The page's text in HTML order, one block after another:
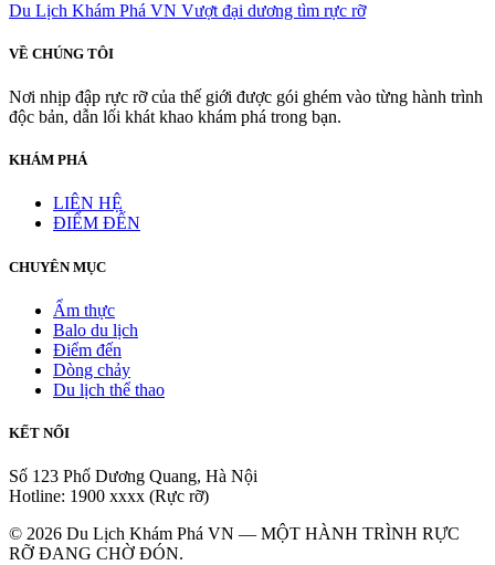
Du Lịch Khám Phá VN Vượt đại dương tìm rực rỡ
VỀ CHÚNG TÔI
Nơi nhịp đập rực rỡ của thế giới được gói ghém vào từng hành trình
độc bản, dẫn lối khát khao khám phá trong bạn.
KHÁM PHÁ
LIÊN HỆ
ĐIỂM ĐẾN
CHUYÊN MỤC
Ẩm thực
Balo du lịch
Điểm đến
Dòng chảy
Du lịch thể thao
KẾT NỐI
Số 123 Phố Dương Quang, Hà Nội
Hotline: 1900 xxxx (Rực rỡ)
© 2026 Du Lịch Khám Phá VN — MỘT HÀNH TRÌNH RỰC
RỠ ĐANG CHỜ ĐÓN.